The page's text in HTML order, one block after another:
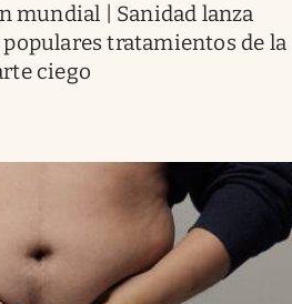
mundial | Sanidad lanza
tratamientos de la
ciego